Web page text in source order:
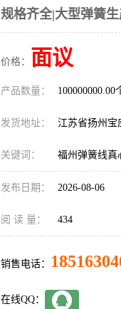
规格齐全|大型弹簧
价格： 面议
产品数量： 100000000.00
发货地址： 江苏省扬州宝
关键词： 福州弹簧线真
发布日期： 2026-08-06
阅 读 量： 434
销售电话：
在线QQ：